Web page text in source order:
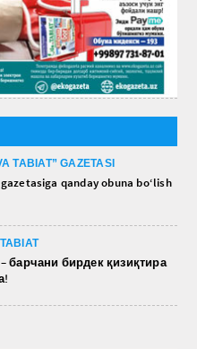
TABIAT” GAZETASI
gazetasiga qanday obuna bo‘lish
– барчани бирдек қизиқтира